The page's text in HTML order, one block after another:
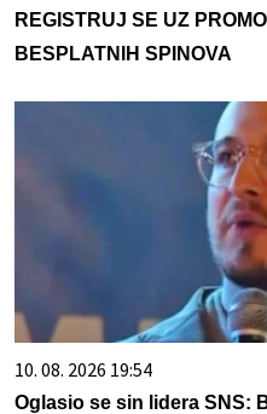
REGISTRUJ SE UZ
BESPLATNIH SPINOVA
10. 08. 2026 19:54
Oglasio se sin lidera SNS: